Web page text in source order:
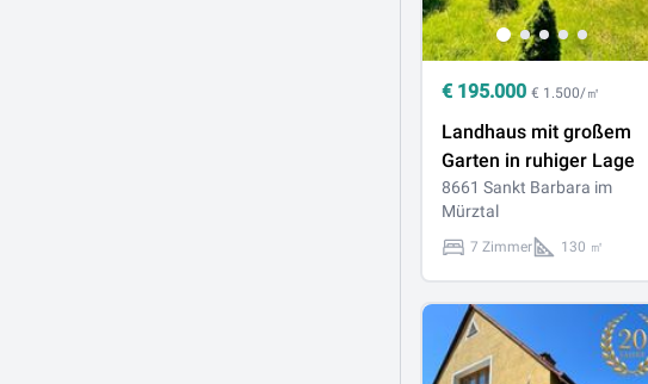
€ 195.000 € 1.500/㎡
Landhaus mit großem
Garten in ruhiger Lage
8661 Sankt Barbara im
Mürztal
7 Zimmer 130 ㎡